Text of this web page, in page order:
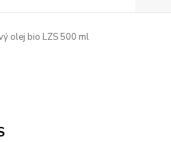
olej bio LZS 500 ml